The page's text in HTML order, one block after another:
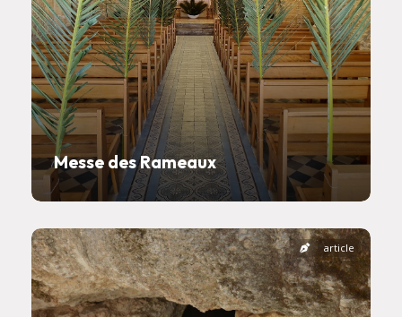
Messe des Rameaux
article